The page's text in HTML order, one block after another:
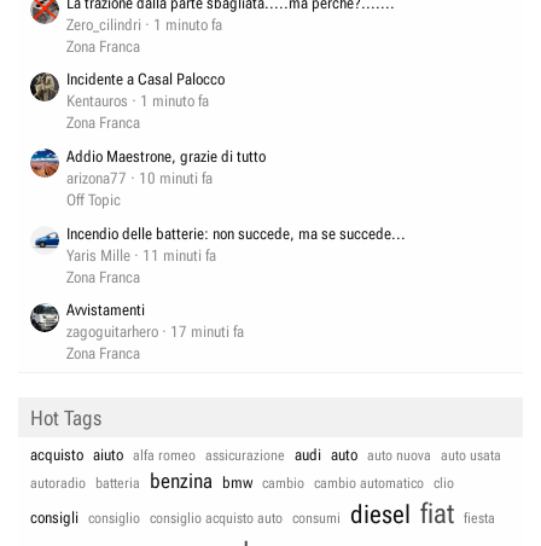
Zero_cilindri
1 minuto fa
Zona Franca
Incidente a Casal Palocco
Kentauros
1 minuto fa
Zona Franca
Addio Maestrone, grazie di tutto
arizona77
10 minuti fa
Off Topic
Incendio delle batterie: non succede, ma se succede...
Yaris Mille
11 minuti fa
Zona Franca
Avvistamenti
zagoguitarhero
17 minuti fa
Zona Franca
Hot Tags
acquisto aiuto alfa romeo assicurazione audi auto auto nuova
auto usata
autoradio
batteria benzina bmw cambio cambio automatico clio
consigli consiglio consiglio acquisto auto consumi diesel fiat fiesta